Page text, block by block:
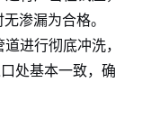
渗漏为合格。
进行彻底冲洗，
处基本一致，确